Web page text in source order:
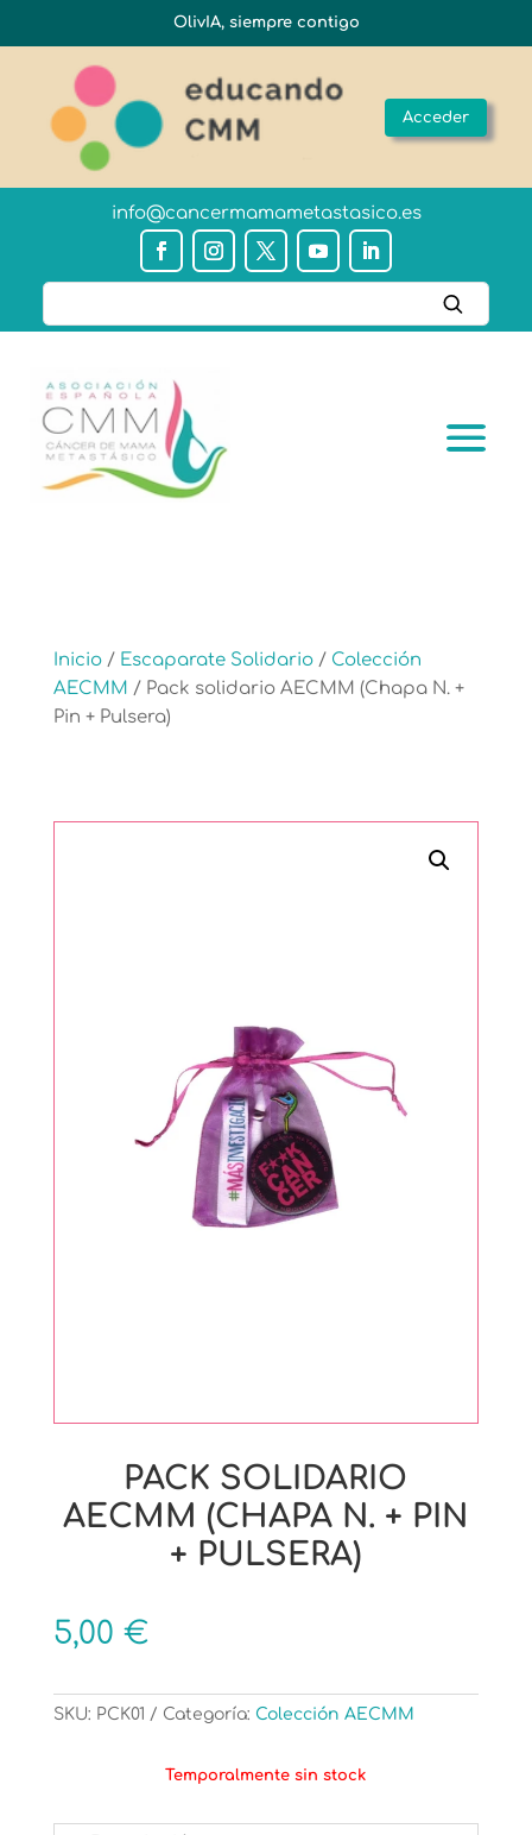
OlivIA, siempre contigo
Acceder
info@cancermamametastasico.es
Inicio/ Escaparate Solidario/ Colección
AECMM / Pack solidario AECMM (Chapa N. +
Pin + Pulsera)
PACK SOLIDARIO
AECMM (CHAPA N. + PIN
+ PULSERA)
5,00 €
SKU: PCK01 Categoría: Colección AECMM
Temporalmente sin stock